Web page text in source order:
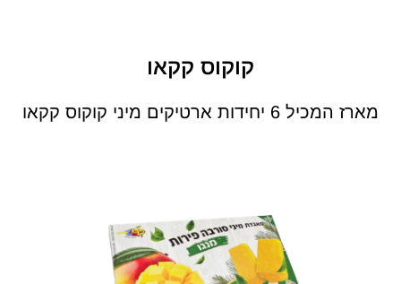
קוקוס קקאו
מארז המכיל 6 יחידות ארטיקים מיני קוקוס קקאו